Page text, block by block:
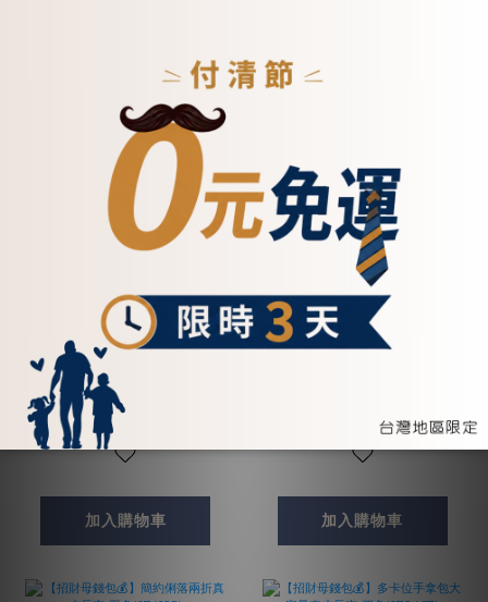
ㄇ型拉鍊式名媛風真皮長
夾-五色(072009)
NT$2,700
加入購物車
【招財母錢包💰】時尚簡
約L型拉鍊長夾-五色
加入購物車